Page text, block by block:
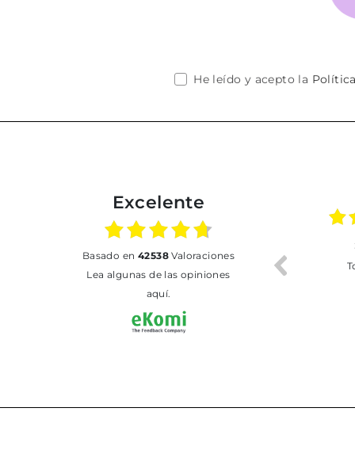
He leído y acepto la
Excelente
basado en 42538Valoraciones
Lea algunas de las opiniones
aquí.